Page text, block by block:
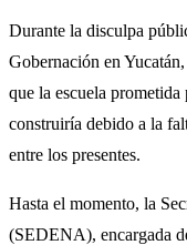
Durante la disculpa
Gobernación en
que la escuela prometida
construiría debido a la
entre los presentes.
Hasta el momento, la
(SEDENA), encargada